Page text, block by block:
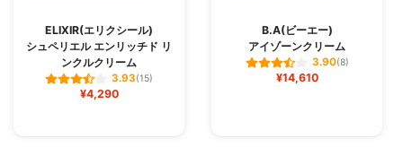
ELIXIR(エリクシール)
シュペリエル エンリッチド リ
ンクルクリーム
3.93(15)
¥4,290
B.A(ビーエー)
アイゾーンクリーム
3.90(8)
¥14,610